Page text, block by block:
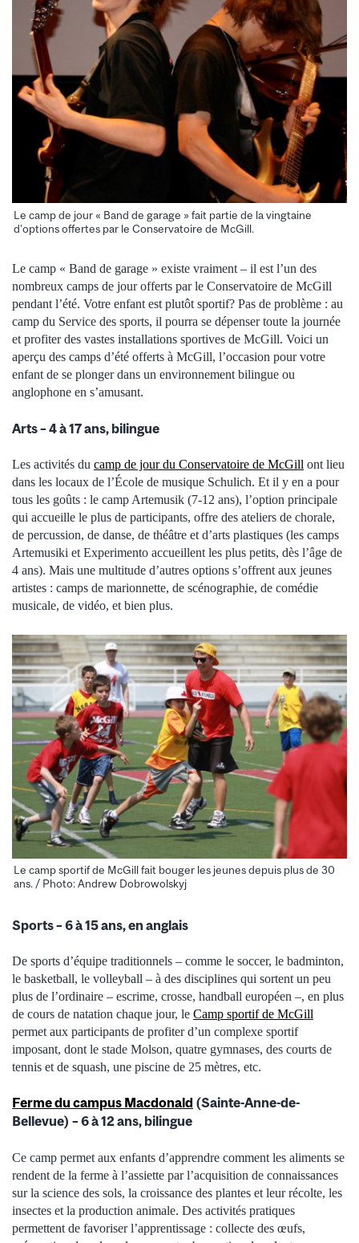
Le camp de jour « Band de garage » fait partie de la vingtaine
d’options offertes par le Conservatoire de McGill.
Le camp « Band de garage » existe vraiment – il est l’un des
nombreux camps de jour offerts par le Conservatoire de McGill
pendant l’été. Votre enfant est plutôt sportif? Pas de problème : au
camp du Service des sports, il pourra se dépenser toute la journée
et profiter des vastes installations sportives de McGill. Voici un
aperçu des camps d’été offerts à McGill, l’occasion pour votre
enfant de se plonger dans un environnement bilingue ou
anglophone en s’amusant.
Arts – 4 à 17 ans, bilingue
Les activités du camp de jour du Conservatoire de McGill ont lieu
dans les locaux de l’École de musique Schulich. Et il y en a pour
tous les goûts : le camp Artemusik (7-12 ans), l’option principale
qui accueille le plus de participants, offre des ateliers de chorale,
de percussion, de danse, de théâtre et d’arts plastiques (les camps
Artemusiki et Experimento accueillent les plus petits, dès l’âge de
4 ans). Mais une multitude d’autres options s’offrent aux jeunes
artistes : camps de marionnette, de scénographie, de comédie
musicale, de vidéo, et bien plus.
Le camp sportif de McGill fait bouger les jeunes depuis plus de 30
ans. / Photo: Andrew Dobrowolskyj
Sports – 6 à 15 ans, en anglais
De sports d’équipe traditionnels – comme le soccer, le badminton,
le basketball, le volleyball – à des disciplines qui sortent un peu
plus de l’ordinaire – escrime, crosse, handball européen –, en plus
de cours de natation chaque jour, le Camp sportif de McGill
permet aux participants de profiter d’un complexe sportif
imposant, dont le stade Molson, quatre gymnases, des courts de
tennis et de squash, une piscine de 25 mètres, etc.
Ferme du campus Macdonald (Sainte-Anne-de-
Bellevue) – 6 à 12 ans, bilingue
Ce camp permet aux enfants d’apprendre comment les aliments se
rendent de la ferme à l’assiette par l’acquisition de connaissances
sur la science des sols, la croissance des plantes et leur récolte, les
insectes et la production animale. Des activités pratiques
permettent de favoriser l’apprentissage : collecte des œufs,